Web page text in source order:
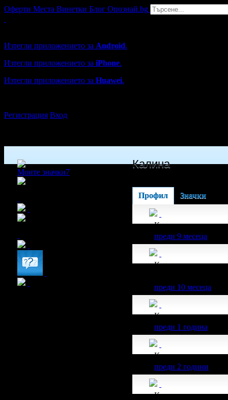
Оферти Места Винетки Блог Опознай.bg
Изтегли приложението за Android.
Изтегли приложението за iPhone.
Изтегли приложението за Huawei.
Регистрация Вход
Моите значки7
Калина
Профил Значки
Калина получава
преди 9 месеца
Калина получава
преди 10 месеца
Калина получава
преди 1 година
Калина получава
преди 2 години
Калина получава